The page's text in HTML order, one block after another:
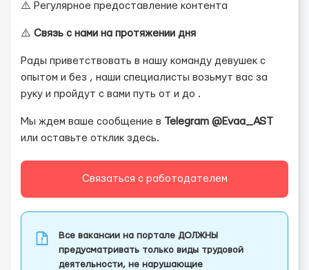
⚠️ Регулярное предоставление контента
⚠️ Связь с нами на протяжении дня
Рады приветствовать в нашу команду девушек с
опытом и без , наши специалисты возьмут вас за
руку и пройдут с вами путь от и до .
Мы ждем ваше сообщение в
Telegram @Evaa_AST
или оставьте отклик здесь.
Связаться с работодателем
Все вакансии на портале ДОЛЖНЫ
предусматривать только виды трудовой
деятельности, не нарушающие